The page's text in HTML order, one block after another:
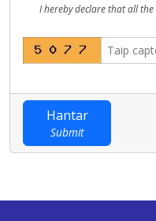
I hereby declare that all
Hantar
Submit